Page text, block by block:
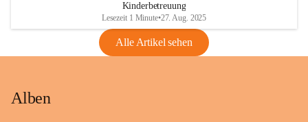
Kinderbetreuung
Lesezeit 1 Minute•27. Aug. 2025
Alle Artikel sehen
Alben